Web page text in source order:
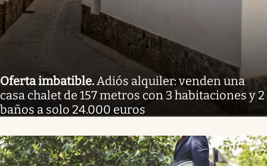
Oferta imbatible.Adiós alquiler: venden una
casa chalet de 157 metros con 3 habitaciones y 2
baños a solo 24.000 euros